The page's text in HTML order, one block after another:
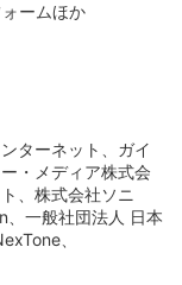
ームほか
ターネット、ガイ
・メディア株式会
、株式会社ソニ
一般社団法人 日本
、